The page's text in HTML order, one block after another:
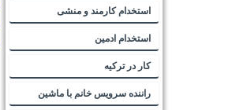
استخدام کارمند و منشی
استخدام ادمین
کار در ترکیه
راننده سرویس خانم با ماشین